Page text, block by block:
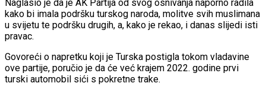
Naglasio je da je AK Partija od svog osnivanja naporno radila
kako bi imala podršku turskog naroda, molitve svih muslimana
u svijetu te podršku drugih, a, kako je rekao, i danas slijedi isti
pravac.
Govoreći o napretku koji je Turska postigla tokom vladavine
ove partije, poručio je da će već krajem 2022. godine prvi
turski automobil sići s pokretne trake.